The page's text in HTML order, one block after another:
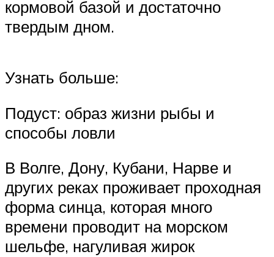
кормовой базой и достаточно
твердым дном.
Узнать больше:
Подуст: образ жизни рыбы и
способы ловли
В Волге, Дону, Кубани, Нарве и
других реках проживает проходная
форма синца, которая много
времени проводит на морском
шельфе, нагуливая жирок